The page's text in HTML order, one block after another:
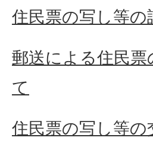
住民票の写し等の
郵送による住民
て
住民票の写し等の